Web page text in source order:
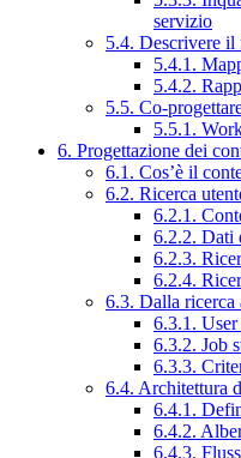
servizio
5.4. Descrivere
5.4.1.
5.4.2.
5.5. Co-
5.5.1.
6. Progettazione dei
6.1. Cos’è il
6.2. Ricerca
6.2.1.
6.2.2. Dati
6.2.3.
6.2.4.
6.3. Dalla ricerca
6.3.1.
6.3.2. Job
6.3.3.
6.4. Architettura
6.4.1.
6.4.2.
6.4.3.